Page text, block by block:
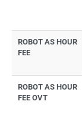
ROBOT AS HOUR
FEE
ROBOT AS HOUR
FEE OVT